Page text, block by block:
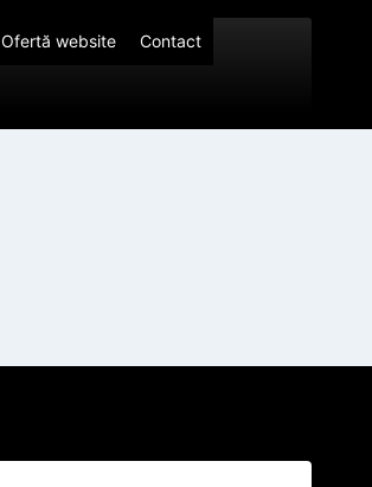
Ofertă website Contact